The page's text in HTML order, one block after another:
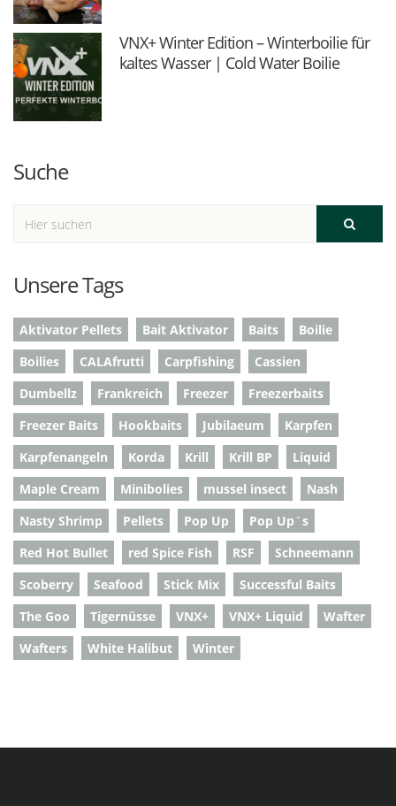
VNX+ Winter Edition – Winterboilie für
kaltes Wasser | Cold Water Boilie
Suche
Unsere Tags
Aktivator Pellets Bait Aktivator Baits
Boilie
Boilies
CALAfrutti Carpfishing
Cassien
Dumbellz
Frankreich Freezer
Freezerbaits
Freezer Baits
Hookbaits Jubilaeum
Karpfen
Karpfenangeln
Korda Krill Krill BP
Liquid
Maple Cream
Minibolies mussel insect
Nash
Nasty Shrimp
Pellets Pop Up
Pop Up`s
Red Hot Bullet
red Spice Fish RSF
Schneemann
Scoberry
Seafood Stick Mix
Successful Baits
The Goo
Tigernüsse VNX+ VNX+ Liquid
Wafter
Wafters
White Halibut Winter